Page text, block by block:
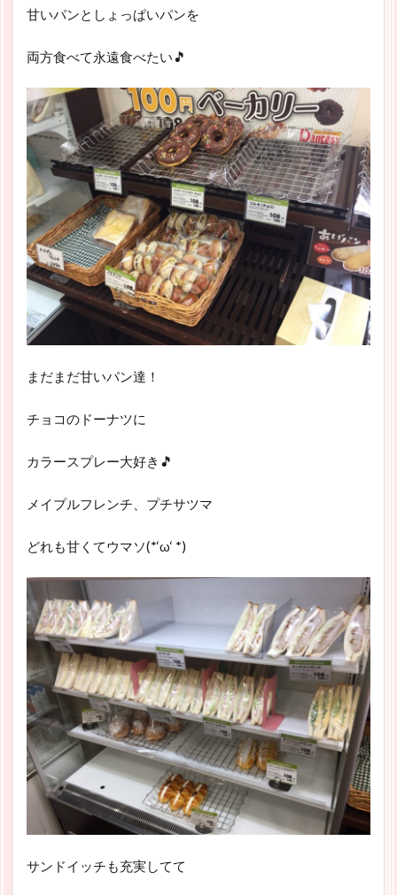
甘いパンとしょっぱいパンを
両方食べて永遠食べたい🎵
まだまだ甘いパン達！
チョコのドーナツに
カラースプレー大好き🎵
メイプルフレンチ、プチサツマ
どれも甘くてウマソ(*‘ω‘ *)
サンドイッチも充実してて